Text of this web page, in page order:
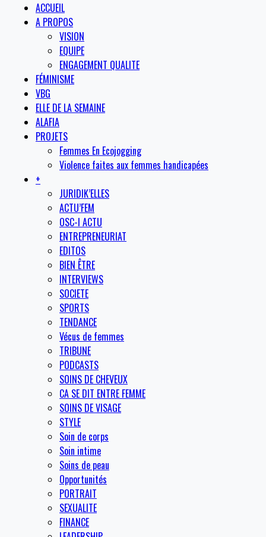
ACCUEIL
A PROPOS
VISION
EQUIPE
ENGAGEMENT QUALITE
FÉMINISME
VBG
ELLE DE LA SEMAINE
ALAFIA
PROJETS
Femmes En Ecojogging
Violence faites aux femmes handicapées
+
JURIDIK’ELLES
ACTU’FEM
OSC-I ACTU
ENTREPRENEURIAT
EDITOS
BIEN ÊTRE
INTERVIEWS
SOCIETE
SPORTS
TENDANCE
Vécus de femmes
TRIBUNE
PODCASTS
SOINS DE CHEVEUX
CA SE DIT ENTRE FEMME
SOINS DE VISAGE
STYLE
Soin de corps
Soin intime
Soins de peau
Opportunités
PORTRAIT
SEXUALITE
FINANCE